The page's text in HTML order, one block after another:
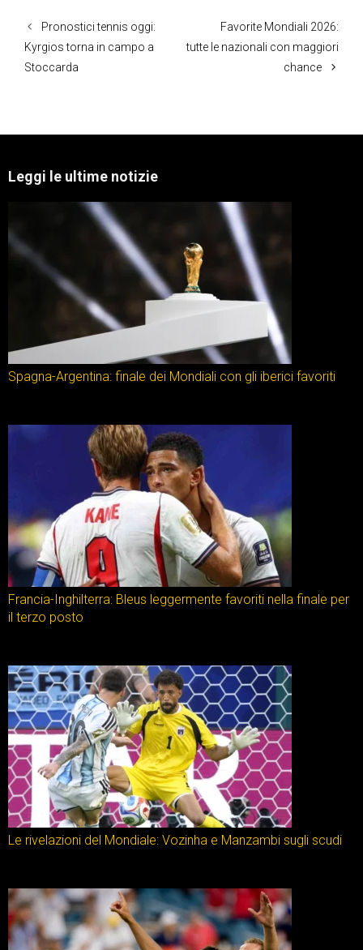
Pronostici tennis oggi:
Kyrgios torna in campo a
Stoccarda
Favorite Mondiali 2026:
tutte le nazionali con maggiori
chance
Leggi le ultime notizie
Spagna-Argentina: finale dei Mondiali con gli iberici favoriti
Francia-Inghilterra: Bleus leggermente favoriti nella finale per
il terzo posto
Le rivelazioni del Mondiale: Vozinha e Manzambi sugli scudi